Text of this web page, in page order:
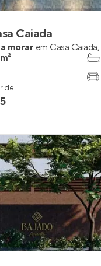
Caiada
morar em Casa Caiada,
de